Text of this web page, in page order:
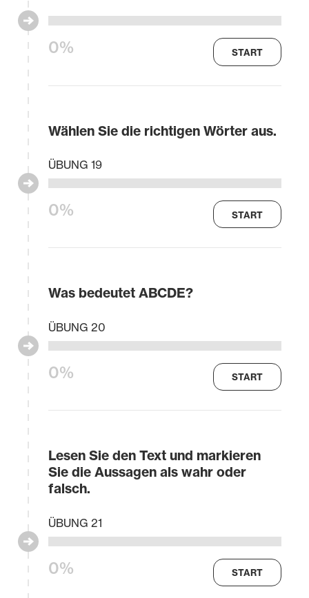
0% START
Wählen Sie die richtigen Wörter aus.
0%
ÜBUNG 19
START
Was bedeutet ABCDE?
0%
ÜBUNG 20
START
Lesen Sie den Text und markieren
Sie die Aussagen als wahr oder
falsch.
0%
ÜBUNG 21
START